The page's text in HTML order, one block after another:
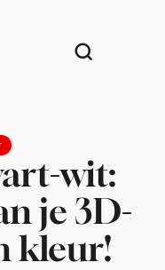
wit:
je 3D-
kleur!